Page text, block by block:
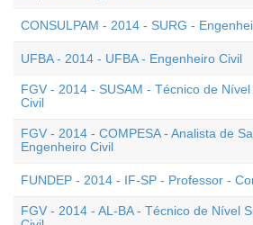
CONSULPAM - 2014 - SURG -
UFBA - 2014 - UFBA - Engenheiro Civil
FGV - 2014 - SUSAM - Técnico de
Civil
FGV - 2014 - COMPESA - Analista de
Engenheiro Civil
FUNDEP - 2014 - IF-SP - Professor -
FGV - 2014 - AL-BA - Técnico de Nível